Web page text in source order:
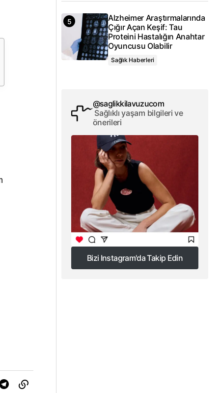
Alzheimer Araştırmalarında
Çığır Açan Keşif: Tau
Proteini Hastalığın Anahtar
Oyuncusu Olabilir
Sağlık Haberleri
@saglikkilavuzucom
Sağlıklı yaşam bilgileri ve
önerileri
Bizi Instagram'da Takip Edin
Bizi Instagram'da Takip Edin